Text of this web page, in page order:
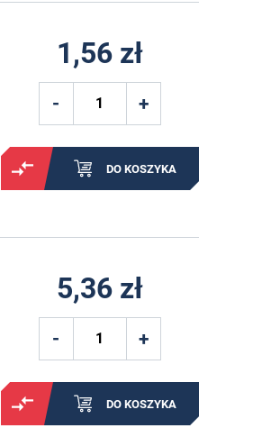
1,56 zł
DO KOSZYKA
5,36 zł
DO KOSZYKA